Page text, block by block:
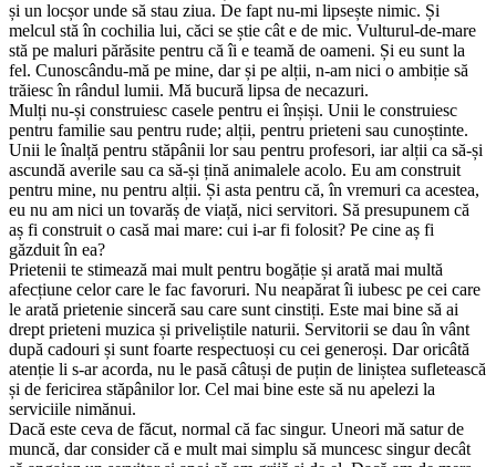
și un locșor unde să stau ziua. De fapt nu-mi lipsește nimic. Și
melcul stă în cochilia lui, căci se știe cât e de mic. Vulturul-de-mare
stă pe maluri părăsite pentru că îi e teamă de oameni. Și eu sunt la
fel. Cunoscându-mă pe mine, dar și pe alții, n-am nici o ambiție să
trăiesc în rândul lumii. Mă bucură lipsa de necazuri.
Mulți nu-și construiesc casele pentru ei înșiși. Unii le construiesc
pentru familie sau pentru rude; alții, pentru prieteni sau cunoștinte.
Unii le înalță pentru stăpânii lor sau pentru profesori, iar alții ca să-și
ascundă averile sau ca să-și țină animalele acolo. Eu am construit
pentru mine, nu pentru alții. Și asta pentru că, în vremuri ca acestea,
eu nu am nici un tovarăș de viață, nici servitori. Să presupunem că
aș fi construit o casă mai mare: cui i-ar fi folosit? Pe cine aș fi
găzduit în ea?
Prietenii te stimează mai mult pentru bogăție și arată mai multă
afecțiune celor care le fac favoruri. Nu neapărat îi iubesc pe cei care
le arată prietenie sinceră sau care sunt cinstiți. Este mai bine să ai
drept prieteni muzica și priveliștile naturii. Servitorii se dau în vânt
după cadouri și sunt foarte respectuoși cu cei generoși. Dar oricâtă
atenție li s-ar acorda, nu le pasă câtuși de puțin de liniștea sufletească
și de fericirea stăpânilor lor. Cel mai bine este să nu apelezi la
serviciile nimănui.
Dacă este ceva de făcut, normal că fac singur. Uneori mă satur de
muncă, dar consider că e mult mai simplu să muncesc singur decât